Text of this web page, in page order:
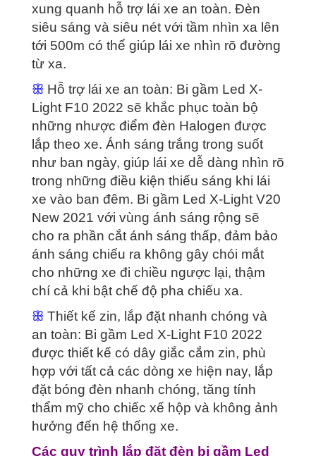
xung quanh hỗ trợ lái xe an toàn. Đèn
siêu sáng và siêu nét với tầm nhìn xa lên
tới 500m có thể giúp lái xe nhìn rõ đường
từ xa.
ꕥ Hỗ trợ lái xe an toàn: Bi gầm Led X-
Light F10 2022 sẽ khắc phục toàn bộ
những nhược điểm đèn Halogen được
lắp theo xe. Ánh sáng trắng trong suốt
như ban ngày, giúp lái xe dễ dàng nhìn rõ
trong những điều kiện thiếu sáng khi lái
xe vào ban đêm. Bi gầm Led X-Light V20
New 2021 với vùng ánh sáng rộng sẽ
cho ra phần cắt ánh sáng thấp, đảm bảo
ánh sáng chiếu ra không gây chói mắt
cho những xe đi chiều ngược lại, thậm
chí cả khi bật chế độ pha chiếu xa.
ꕥ Thiết kế zin, lắp đặt nhanh chóng và
an toàn: Bi gầm Led X-Light F10 2022
được thiết kế có dây giắc cắm zin, phù
hợp với tất cả các dòng xe hiện nay, lắp
đặt bóng đèn nhanh chóng, tăng tính
thẩm mỹ cho chiếc xế hộp và không ảnh
hưởng đến hệ thống xe.
Các quy trình lắp đặt đèn bi gầm Led